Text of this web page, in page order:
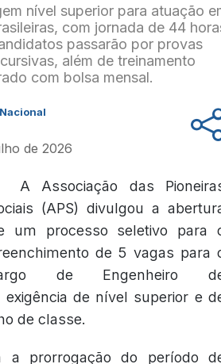
nível superior para atuação
com jornada de 44
passarão por provas
além de treinamento
com bolsa mensal.
Nacional
de 2026
A Associação das
(APS) divulgou a
um processo seletivo para
de 5 vagas para
de Engenheiro
exigência de nível superior e
de classe.
a prorrogação do período